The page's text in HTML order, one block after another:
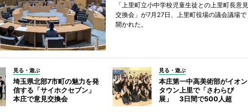
「上里町立小中学校児童生徒との上里町長意見
交換会」が7月27日、上里町役場の議会議場で
開かれた。
見る・遊ぶ
埼玉県北部7市町の魅力を発
信する「サイホクセブン」
本庄で意見交換会
見る・遊ぶ
本庄第一中高美術部がイオン
タウン上里で「さわらび
展」 3日間で500人超